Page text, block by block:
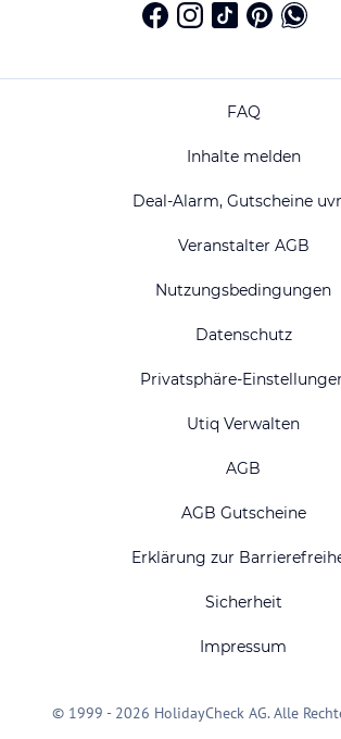
FAQ
Inhalte melden
Deal-Alarm, Gutscheine
Veranstalter AGB
Nutzungsbedingungen
Datenschutz
Privatsphäre-
Utiq Verwalten
AGB
AGB Gutscheine
Erklärung zur
Sicherheit
Impressum
© 1999 - 2026 HolidayCheck AG. Alle